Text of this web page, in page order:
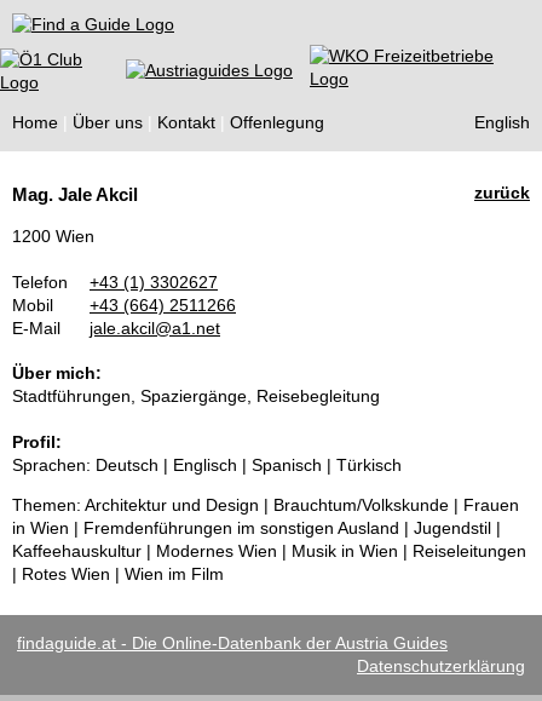
Find a Guide
Home Über uns Kontakt Offenlegung English
Guides
zurück
Mag. Jale Akcil
1200 Wien
Telefon
+43 (1) 3302627
Mobil
+43 (664) 2511266
E-Mail
jale.akcil@a1.net
Über mich:
Stadtführungen, Spaziergänge, Reisebegleitung
Profil:
Sprachen: Deutsch | Englisch | Spanisch | Türkisch
Themen: Architektur und Design | Brauchtum/Volkskunde | Frauen
in Wien | Fremdenführungen im sonstigen Ausland | Jugendstil |
Kaffeehauskultur | Modernes Wien | Musik in Wien | Reiseleitungen
| Rotes Wien | Wien im Film
findaguide.at - Die Online-Datenbank der Austria Guides
Datenschutzerklärung